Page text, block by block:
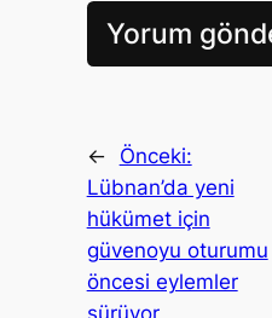
←
Önceki:
Lübnan’da yeni
hükümet için
güvenoyu oturumu
öncesi eylemler